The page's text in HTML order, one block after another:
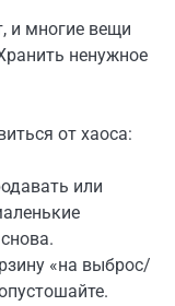
и многие вещи
ненужное
от хаоса:
или
«на выброс/